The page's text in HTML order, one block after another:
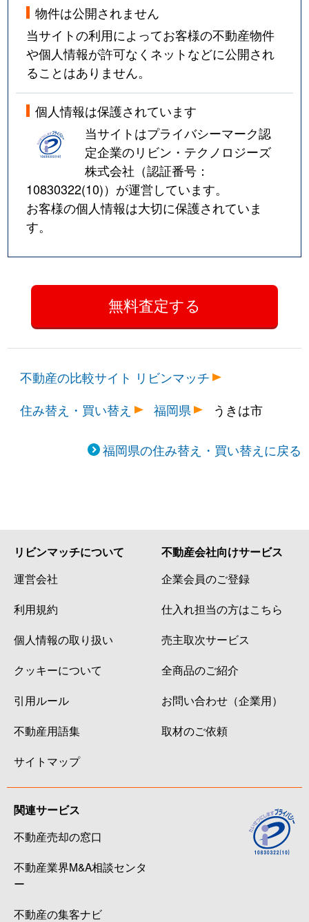
物件は公開されません
当サイトの利用によってお客様の不動産物件
や個人情報が許可なくネットなどに公開され
ることはありません。
個人情報は保護されています
当サイトはプライバシーマーク認
定企業のリビン・テクノロジーズ
株式会社（認証番号：
10830322(10)）が運営しています。
お客様の個人情報は大切に保護されていま
す。
不動産の比較サイト リビンマッチ
住み替え・買い替え
福岡県 うきは市
福岡県の住み替え・買い替えに戻る
リビンマッチについて
運営会社
利用規約
個人情報の取り扱い
クッキーについて
引用ルール
不動産用語集
サイトマップ
不動産会社向けサービス
企業会員のご登録
仕入れ担当の方はこちら
売主取次サービス
全商品のご紹介
お問い合わせ（企業用）
取材のご依頼
関連サービス
不動産売却の窓口
不動産業界M&A相談センタ
ー
不動産の集客ナビ